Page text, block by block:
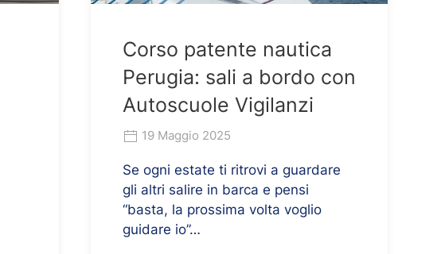
Corso patente nautica
Perugia: sali a bordo con
Autoscuole Vigilanzi
19 Maggio 2025
Se ogni estate ti ritrovi a guardare
gli altri salire in barca e pensi
“basta, la prossima volta voglio
guidare io”…